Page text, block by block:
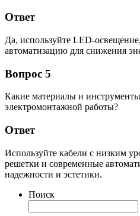
Ответ
Да, используйте LED-
автоматизацию для снижения
Вопрос 5
Какие материалы и
электромонтажной работы?
Ответ
Используйте кабели с низким
решетки и современные
надежности и эстетики.
Поиск